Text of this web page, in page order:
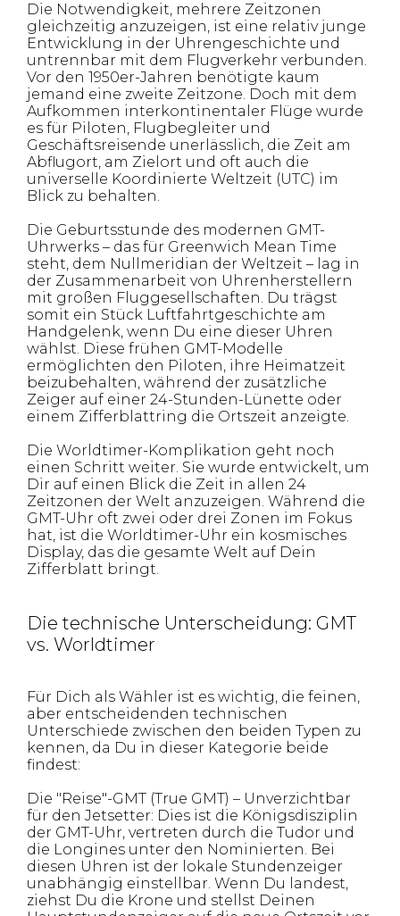
Die Notwendigkeit, mehrere Zeitzonen
gleichzeitig anzuzeigen, ist eine relativ junge
Entwicklung in der Uhrengeschichte und
untrennbar mit dem Flugverkehr verbunden.
Vor den 1950er-Jahren benötigte kaum
jemand eine zweite Zeitzone. Doch mit dem
Aufkommen interkontinentaler Flüge wurde
es für Piloten, Flugbegleiter und
Geschäftsreisende unerlässlich, die Zeit am
Abflugort, am Zielort und oft auch die
universelle Koordinierte Weltzeit (UTC) im
Blick zu behalten.
Die Geburtsstunde des modernen GMT-
Uhrwerks – das für Greenwich Mean Time
steht, dem Nullmeridian der Weltzeit – lag in
der Zusammenarbeit von Uhrenherstellern
mit großen Fluggesellschaften. Du trägst
somit ein Stück Luftfahrtgeschichte am
Handgelenk, wenn Du eine dieser Uhren
wählst. Diese frühen GMT-Modelle
ermöglichten den Piloten, ihre Heimatzeit
beizubehalten, während der zusätzliche
Zeiger auf einer 24-Stunden-Lünette oder
einem Zifferblattring die Ortszeit anzeigte.
Die Worldtimer-Komplikation geht noch
einen Schritt weiter. Sie wurde entwickelt, um
Dir auf einen Blick die Zeit in allen 24
Zeitzonen der Welt anzuzeigen. Während die
GMT-Uhr oft zwei oder drei Zonen im Fokus
hat, ist die Worldtimer-Uhr ein kosmisches
Display, das die gesamte Welt auf Dein
Zifferblatt bringt.
Die technische Unterscheidung: GMT
vs. Worldtimer
Für Dich als Wähler ist es wichtig, die feinen,
aber entscheidenden technischen
Unterschiede zwischen den beiden Typen zu
kennen, da Du in dieser Kategorie beide
findest:
Die "Reise"-GMT (True GMT) – Unverzichtbar
für den Jetsetter: Dies ist die Königsdisziplin
der GMT-Uhr, vertreten durch die Tudor und
die Longines unter den Nominierten. Bei
diesen Uhren ist der lokale Stundenzeiger
unabhängig einstellbar. Wenn Du landest,
ziehst Du die Krone und stellst Deinen